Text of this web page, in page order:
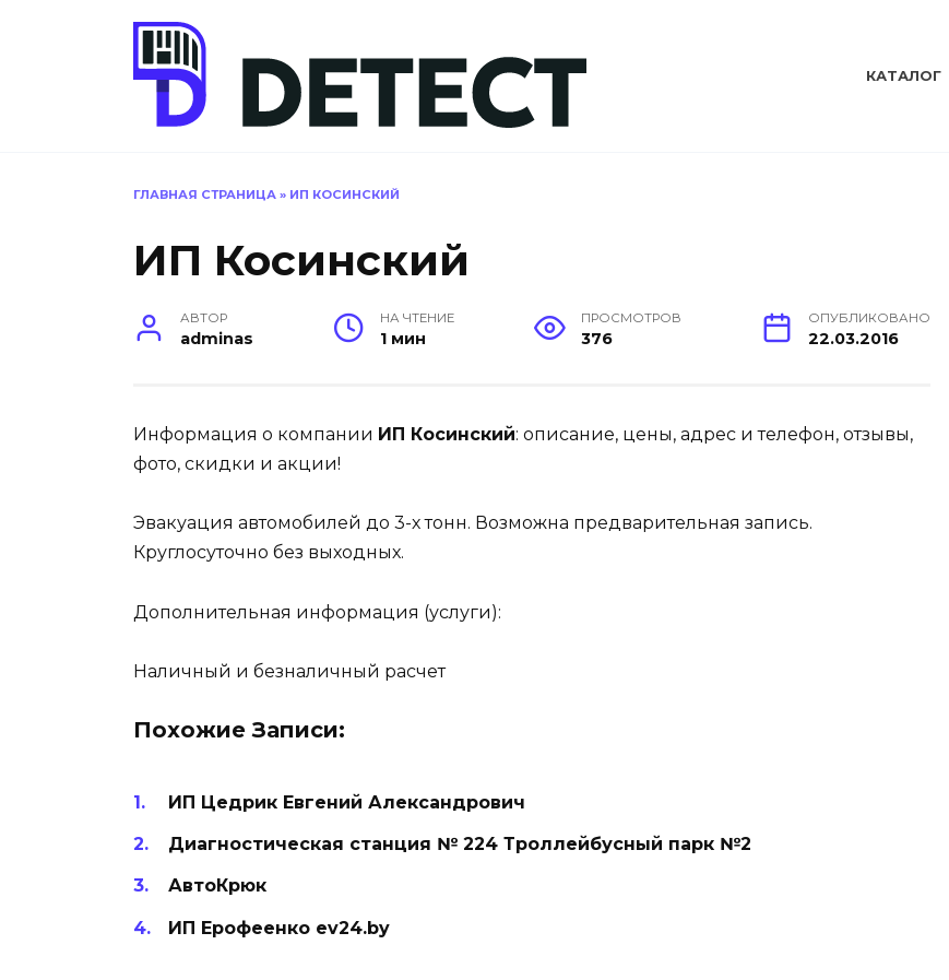
КАТАЛОГ
ГЛАВНАЯ СТРАНИЦА » ИП КОСИНСКИЙ
ИП Косинский
АВТОР
adminas
НА ЧТЕНИЕ
1 мин
ПРОСМОТРОВ
376
ОПУБЛИКОВАНО
22.03.2016
Информация о компании ИП Косинский: описание, цены, адрес и телефон, отзывы,
фото, скидки и акции!
Эвакуация автомобилей до 3-х тонн. Возможна предварительная запись.
Круглосуточно без выходных.
Дополнительная информация (услуги):
Наличный и безналичный расчет
Похожие Записи:
ИП Цедрик Евгений Александрович
Диагностическая станция № 224 Троллейбусный парк №2
АвтоКрюк
ИП Ерофеенко ev24.by